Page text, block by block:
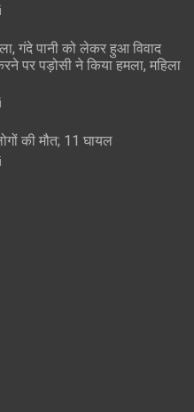
गंदे पानी को लेकर हुआ विवाद
पर पड़ोसी ने किया हमला, महिला
की मौत; 11 घायल